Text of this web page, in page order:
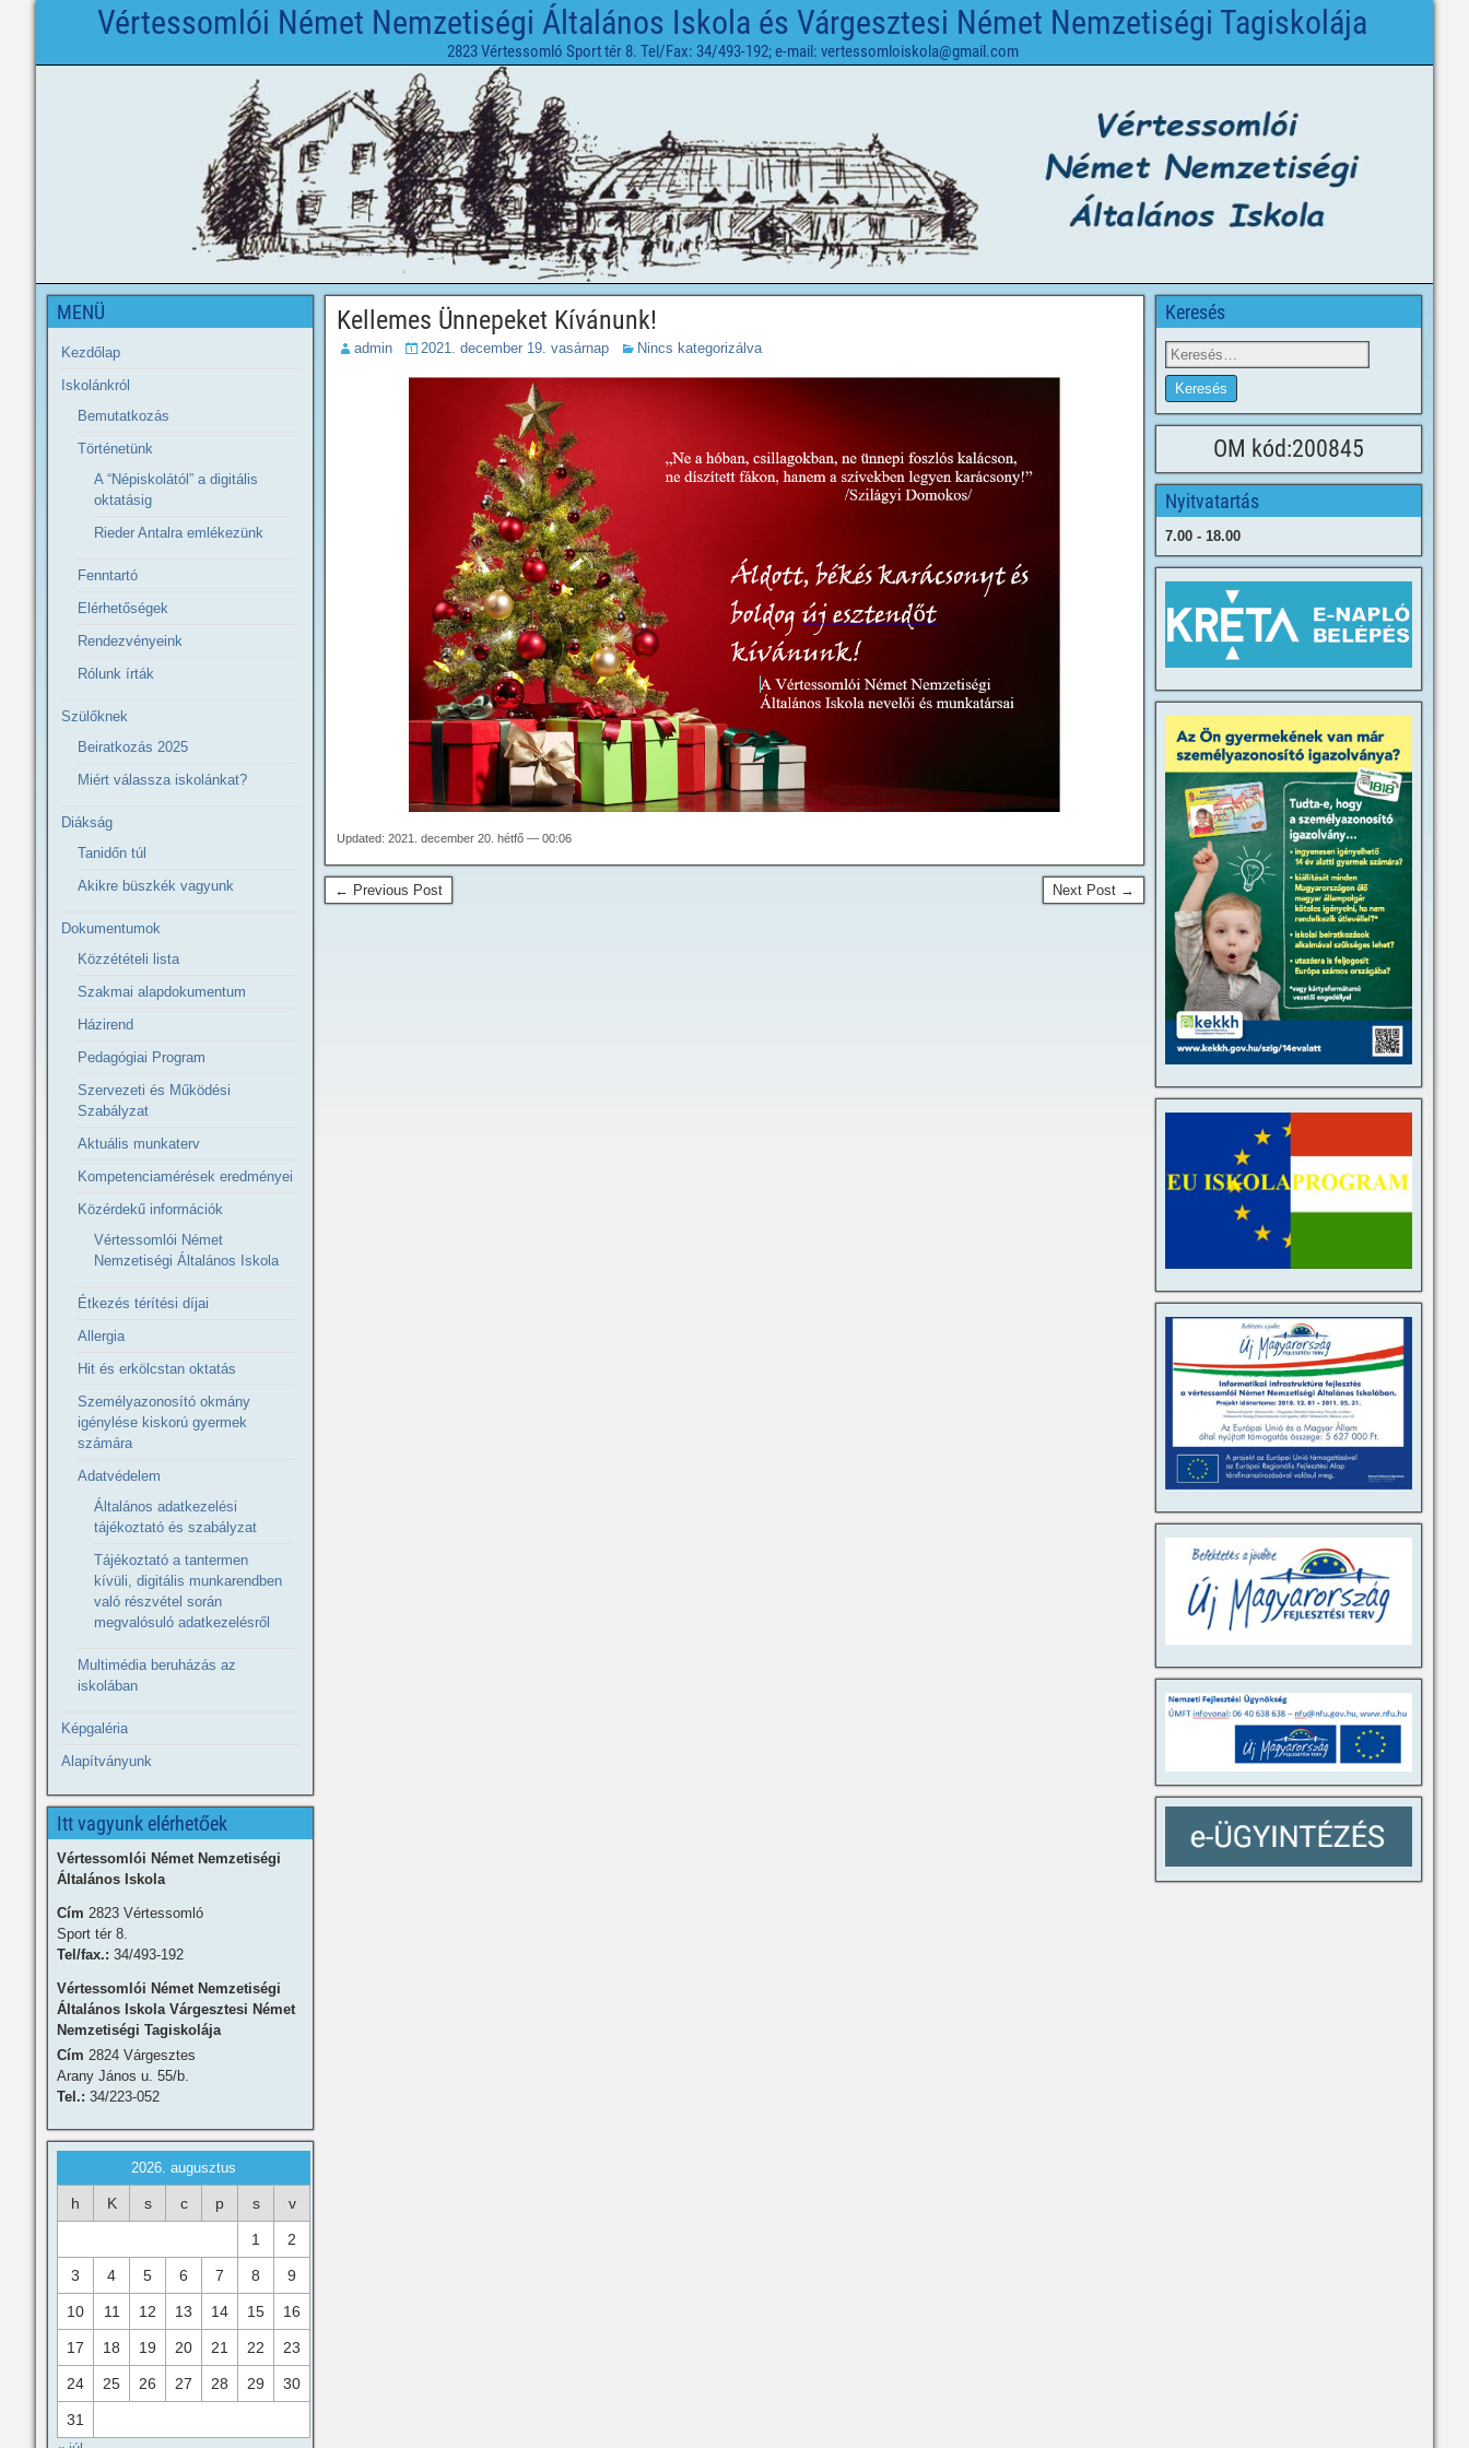
Vértessomlói Német Nemzetiségi Általános Iskola és Várgesztesi Német Nemzetiségi Tagiskolája
2823 Vértessomló Sport tér 8. Tel/Fax: 34/493-192; e-mail: vertessomloiskola@gmail.com
Kellemes Ünnepeket Kívánunk!
admin 2021. december 19. vasárnap Nincs kategorizálva
Updated: 2021. december 20. hétfő — 00:06
← Previous Post Next Post →
MENÜ
Kezdőlap
Iskolánkról
Bemutatkozás
Történetünk
A “Népiskolától” a digitális
oktatásig
Rieder Antalra emlékezünk
Fenntartó
Elérhetőségek
Rendezvényeink
Rólunk írták
Szülőknek
Beiratkozás 2025
Miért válassza iskolánkat?
Diákság
Tanidőn túl
Akikre büszkék vagyunk
Dokumentumok
Közzétételi lista
Szakmai alapdokumentum
Házirend
Pedagógiai Program
Szervezeti és Működési
Szabályzat
Aktuális munkaterv
Kompetenciamérések eredményei
Közérdekű információk
Vértessomlói Német
Nemzetiségi Általános Iskola
Étkezés térítési díjai
Allergia
Hit és erkölcstan oktatás
Személyazonosító okmány
igénylése kiskorú gyermek
számára
Adatvédelem
Általános adatkezelési
tájékoztató és szabályzat
Tájékoztató a tantermen
kívüli, digitális munkarendben
való részvétel során
megvalósuló adatkezelésről
Multimédia beruházás az
iskolában
Képgaléria
Alapítványunk
Itt vagyunk elérhetőek
Vértessomlói Német Nemzetiségi
Általános Iskola
Cím 2823 Vértessomló
Sport tér 8.
Tel/fax.: 34/493-192
Vértessomlói Német Nemzetiségi
Általános Iskola Várgesztesi Német
Nemzetiségi Tagiskolája
Cím 2824 Várgesztes
Arany János u. 55/b.
Tel.: 34/223-052
2026. augusztus
h K s c p s v
1 2
3 4 5 6 7 8 9
10 11 12 13 14 15 16
17 18 19 20 21 22 23
24 25 26 27 28 29 30
31
Keresés
OM kód:200845
Nyitvatartás
7.00 - 18.00